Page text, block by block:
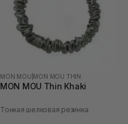
MON MOU MON MOU THIN
MON MOU Thin Khaki
Тонкая шелковая резинка